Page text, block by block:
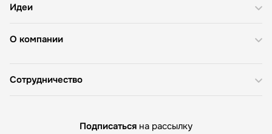
О компании
Идеи
Сотрудничество
Подписаться на рассылку